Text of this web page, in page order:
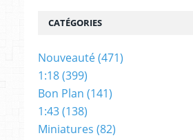
CATÉGORIES
Nouveauté(471)
1:18(399)
Bon Plan (141)
1:43(138)
Miniatures (82)